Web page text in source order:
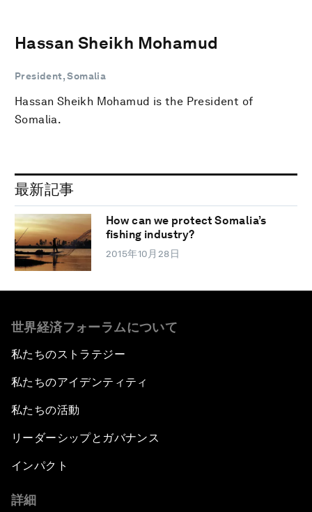
Hassan Sheikh Mohamud
President, Somalia
Hassan Sheikh Mohamud is the President of
Somalia.
最新記事
How can we protect Somalia’s
fishing industry?
2015年10月28日
世界経済フォーラムについて
私たちのストラテジー
私たちのアイデンティティ
私たちの活動
リーダーシップとガバナンス
インパクト
詳細